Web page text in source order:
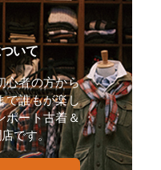
いて
心者の方から
で誰もが楽し
ポート古着＆
です。